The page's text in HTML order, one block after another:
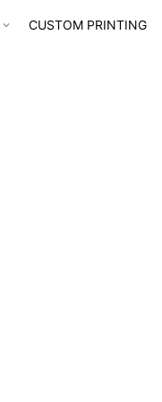
CUSTOM PRINTING